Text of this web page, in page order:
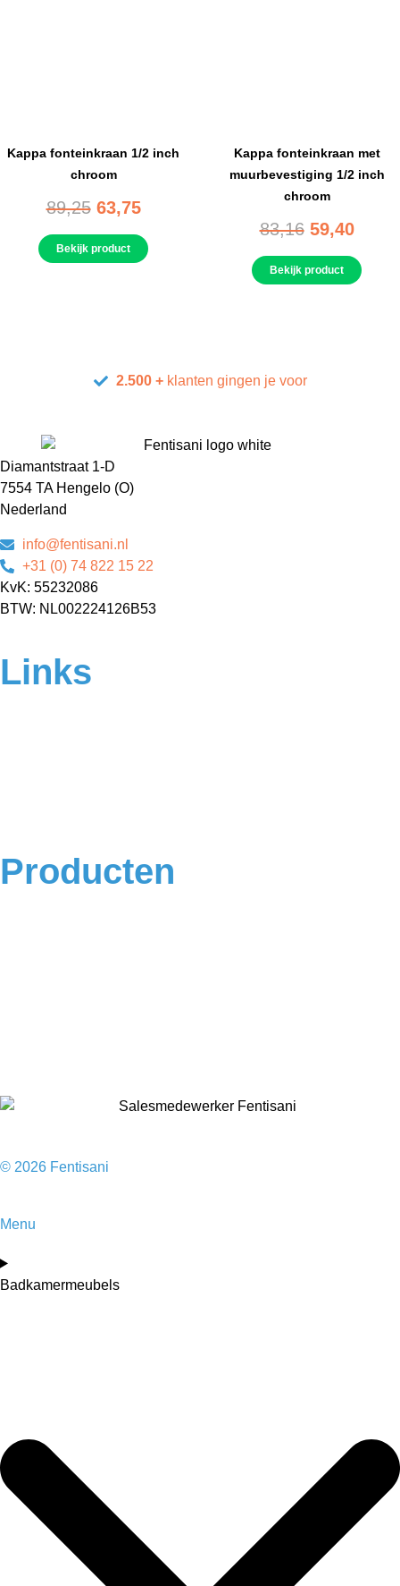
Kappa fonteinkraan 1/2 inch
chroom
89,25 63,75
Bekijk product
Kappa fonteinkraan met
muurbevestiging 1/2 inch
chroom
83,16 59,40
Bekijk product
2.500 +klanten gingen je voor
Diamantstraat 1-D
7554 TA Hengelo (O)
Nederland
info@fentisani.nl
+31 (0) 74 822 15 22
KvK: 55232086
BTW: NL002224126B53
Links
Producten
© 2026 Fentisani
Menu
Badkamermeubels